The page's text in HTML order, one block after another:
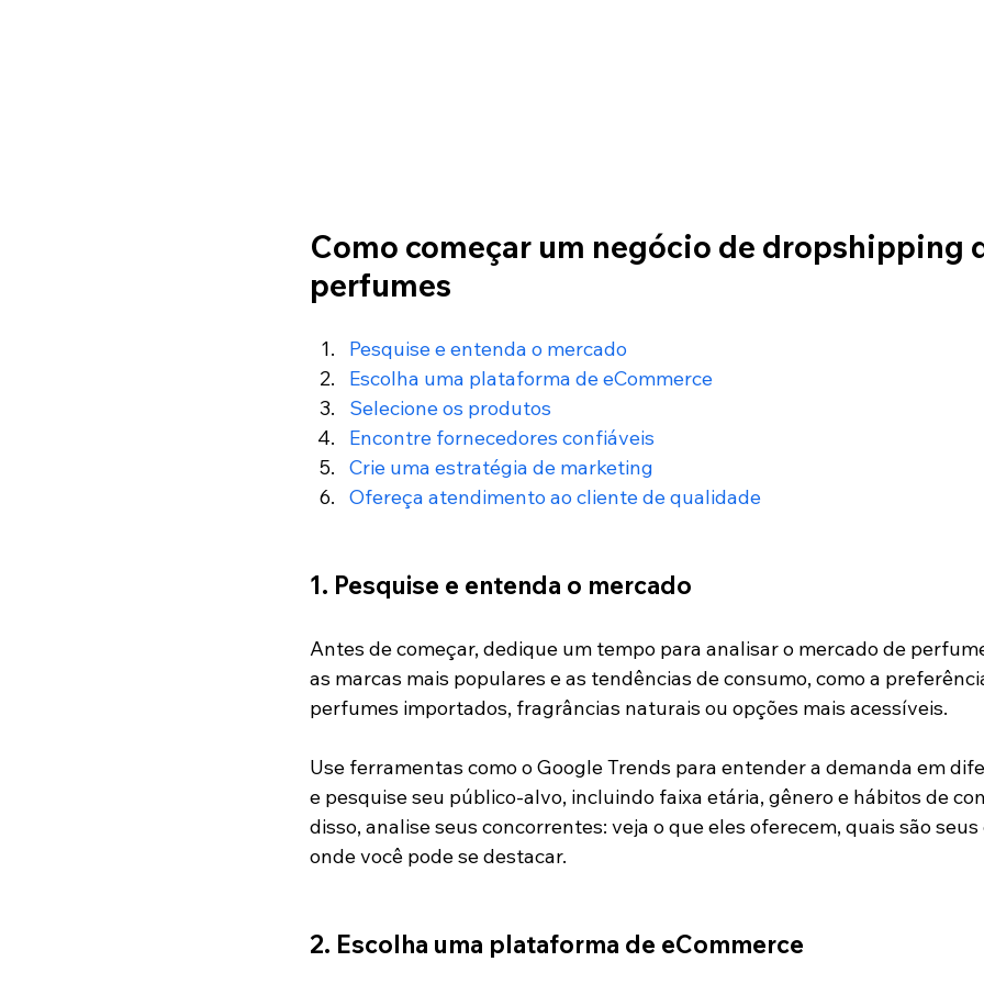
Como começar um negócio de dropshipping
perfumes
Pesquise e entenda o mercado
Escolha uma plataforma de eCommerce
Selecione os produtos
Encontre fornecedores confiáveis
Crie uma estratégia de marketing
Ofereça atendimento ao cliente de qualidade
1. Pesquise e entenda o mercado
Antes de começar, dedique um tempo para analisar o mercado de
as marcas mais populares e as tendências de consumo, como a
perfumes importados, fragrâncias naturais ou opções mais acessíveis.
Use ferramentas como o Google Trends para entender a demanda em
e pesquise seu público-alvo, incluindo faixa etária, gênero e hábitos de
disso, analise seus concorrentes: veja o que eles oferecem, quais são
onde você pode se destacar.
2. Escolha uma plataforma de eCommerce